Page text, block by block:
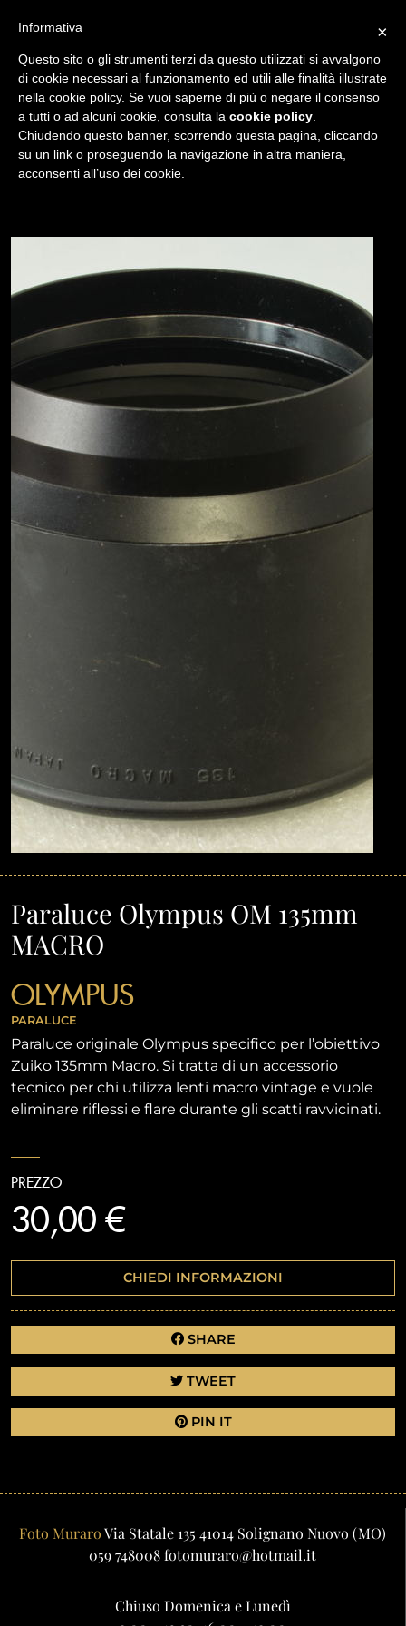
/
USATO
PARALUCE OLYMPUS OM 135MM MACRO
NAVIGAZIONE
Paraluce Olympus OM 135mm
MACRO
OLYMPUS
PARALUCE
Paraluce originale Olympus specifico per l’obiettivo
Zuiko 135mm Macro. Si tratta di un accessorio
tecnico per chi utilizza lenti macro vintage e vuole
eliminare riflessi e flare durante gli scatti ravvicinati.
PREZZO
30,00 €
CHIEDI INFORMAZIONI
SHARE
TWEET
PIN IT
Foto MuraroVia Statale 135 41014 Solignano Nuovo (MO)
059 748008fotomuraro@hotmail.it
Chiuso Domenica e Lunedì
×
Informativa
Questo sito o gli strumenti terzi da questo utilizzati si avvalgono
di cookie necessari al funzionamento ed utili alle finalità illustrate
nella cookie policy. Se vuoi saperne di più o negare il consenso
a tutti o ad alcuni cookie, consulta la cookie policy
Chiudendo questo banner, scorrendo questa pagina, cliccando
su un link o proseguendo la navigazione in altra maniera,
acconsenti all’uso dei cookie.